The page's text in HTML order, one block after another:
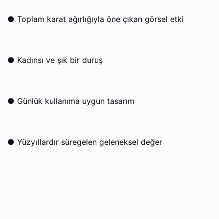
● Toplam karat ağırlığıyla öne çıkan görsel etki
● Kadınsı ve şık bir duruş
● Günlük kullanıma uygun tasarım
● Yüzyıllardır süregelen geleneksel değer